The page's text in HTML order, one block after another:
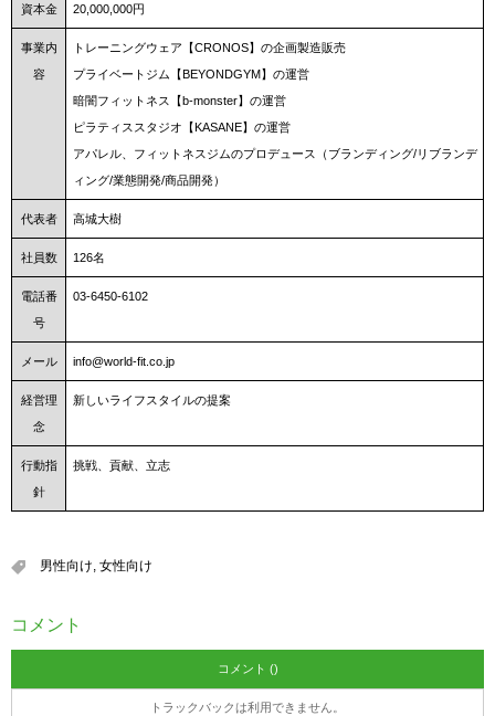
資本金 20,000,000円
事業内
容
トレーニングウェア【CRONOS】の企画製造販売
プライベートジム【BEYONDGYM】の運営
暗闇フィットネス【b-monster】の運営
ピラティススタジオ【KASANE】の運営
アパレル、フィットネスジムのプロデュース（ブランディング/リブランデ
ィング/業態開発/商品開発）
代表者 高城大樹
社員数 126名
電話番
号
03-6450-6102
メール info@world-fit.co.jp
経営理
念
新しいライフスタイルの提案
行動指
針
挑戦、貢献、立志
男性向け, 女性向け
コメント
コメント ()
トラックバックは利用できません。